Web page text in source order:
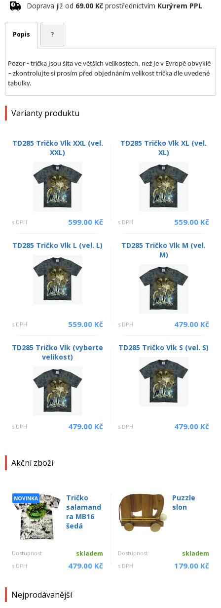
Akční zboží
NOVINKA
Tričko
salamand
ra MB16
šedá
Dostupnost skladem
s DPH 479.00 Kč
Puzzle
slon
Dostupnost skladem
s DPH 179.00 Kč
Nejprodávanější
Doprava již od 69.00 Kč prostřednictvím Kurýrem PPL
Popis ?
Pozor - trička jsou šita ve větších velikostech, než je v Evropě obvyklé
– zkontrolujte si prosím před objednáním velikost trička dle uvedené
tabulky.
Varianty produktu
TD285 Tričko Vlk XXL (vel.
XXL)
s DPH 599.00 Kč
TD285 Tričko Vlk XL (vel.
XL)
s DPH 559.00 Kč
TD285 Tričko Vlk L (vel. L)
s DPH 559.00 Kč
TD285 Tričko Vlk M (vel.
M)
s DPH 479.00 Kč
TD285 Tričko Vlk (vyberte
velikost)
s DPH 479.00 Kč
TD285 Tričko Vlk S (vel. S)
s DPH 479.00 Kč